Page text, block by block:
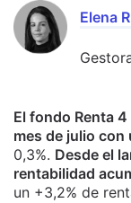
Elena
El fondo Renta
mes de julio
0,3%. Desde el
rentabilidad
un +3,2% de